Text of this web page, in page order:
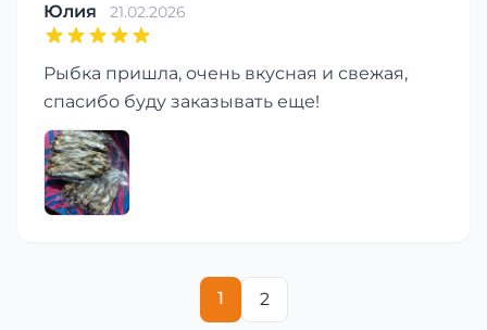
Юлия 21.02.2026
Рыбка пришла, очень вкусная и свежая,
спасибо буду заказывать еще!
1 2